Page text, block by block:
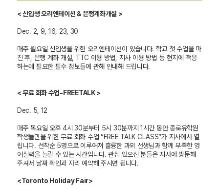
<신입생 오리엔테이션 & 은행계좌개설 >
Dec. 2, 9, 16, 23, 30
매주 월요일 신입생을 위한 오리엔테이션이 있습니다. 학교 첫 수업을 마
친 후, 은행 계좌 개설, TTC 이용 방법, 지사 이용 방법 등 현지에 적응
하는데 필요한 필수 정보들에 관해 안내해 드립니다.
<무료 회화 수업-FREETALK >
Dec. 5, 12
매주 목요일 오후 4시 30분부터 5시 30분까지 1시간 동안 종로유학원
학생들만을 위한 무료 회화 수업 “FREE TALK CLASS”가 지사에서 열
립니다. 선착순 5명으로 이루어져 훌륭한 과외 선생님과 함께 부족한 영
어실력을 늘릴 수 있는 시간입니다. 관심 있으신 분들은 지사에 방문해
주셔서 날짜 확인과 자리 예약해 주시면 됩니다.
<Toronto Holiday Fair>